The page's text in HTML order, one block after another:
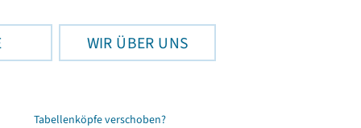
WIR ÜBER UNS
Tabellenköpfe verschoben?